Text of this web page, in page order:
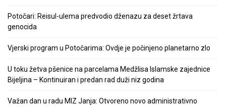
Potočari: Reisul-ulema predvodio dženazu za deset žrtava
genocida
Vjerski program u Potočarima: Ovdje je počinjeno planetarno zlo
U toku žetva pšenice na parcelama Medžlisa Islamske zajednice
Bijeljina – Kontinuiran i predan rad duži niz godina
Važan dan u radu MIZ Janja: Otvoreno novo administrativno